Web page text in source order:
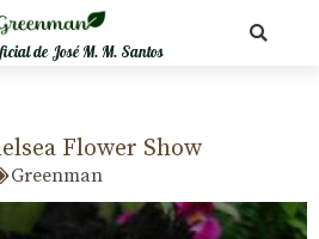
de José M. M. Santos
Flower Show
Greenman